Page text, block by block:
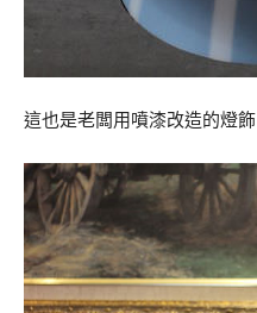
這也是老闆用噴漆改造的燈飾